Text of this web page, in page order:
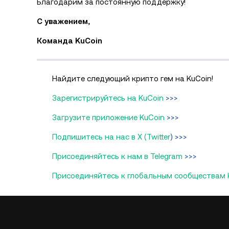
Благодарим за постоянную поддержку!
С уважением,
Команда KuCoin
Найдите следующий крипто гем на KuCoin!
Зарегистрируйтесь на KuCoin >>>
Загрузите приложение KuCoin >>>
Подпишитесь на нас в X (Twitter) >>>
Присоединяйтесь к нам в Telegram >>>
Присоединяйтесь к глобальным сообществам